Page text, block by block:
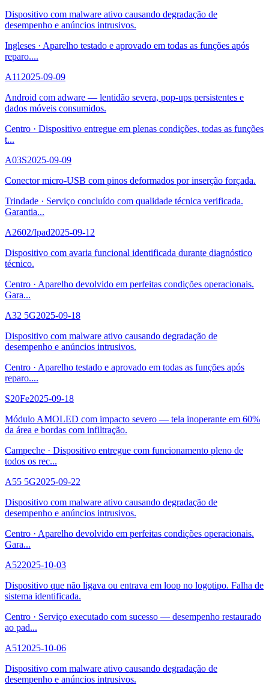
Dispositivo com malware ativo causando degradação de
desempenho e anúncios intrusivos.
Ingleses · Aparelho testado e aprovado em todas as funções após
reparo....
A11 2025-09-09
Android com adware — lentidão severa, pop-ups persistentes e
dados móveis consumidos.
Centro · Dispositivo entregue em plenas condições, todas as funções
t...
A03S2025-09-09
Conector micro-USB com pinos deformados por inserção forçada.
Trindade · Serviço concluído com qualidade técnica verificada.
Garantia...
A2602/Ipad2025-09-12
Dispositivo com avaria funcional identificada durante diagnóstico
técnico.
Centro · Aparelho devolvido em perfeitas condições operacionais.
Gara...
A32 5G2025-09-18
Dispositivo com malware ativo causando degradação de
desempenho e anúncios intrusivos.
Centro · Aparelho testado e aprovado em todas as funções após
reparo....
S20Fe2025-09-18
Módulo AMOLED com impacto severo — tela inoperante em 60%
da área e bordas com infiltração.
Campeche · Dispositivo entregue com funcionamento pleno de
todos os rec...
A55 5G2025-09-22
Dispositivo com malware ativo causando degradação de
desempenho e anúncios intrusivos.
Centro · Aparelho devolvido em perfeitas condições operacionais.
Gara...
A522025-10-03
Dispositivo que não ligava ou entrava em loop no logotipo. Falha de
sistema identificada.
Centro · Serviço executado com sucesso — desempenho restaurado
ao pad...
A51 2025-10-06
Dispositivo com malware ativo causando degradação de
desempenho e anúncios intrusivos.